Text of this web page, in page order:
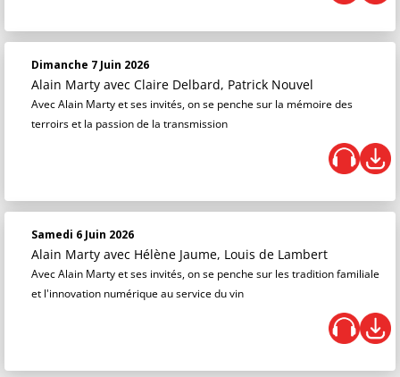
Dimanche 7 Juin 2026
Alain Marty avec Claire Delbard, Patrick Nouvel
Avec Alain Marty et ses invités, on se penche sur la mémoire des
terroirs et la passion de la transmission
Samedi 6 Juin 2026
Alain Marty avec Hélène Jaume, Louis de Lambert
Avec Alain Marty et ses invités, on se penche sur les tradition familiale
et l'innovation numérique au service du vin